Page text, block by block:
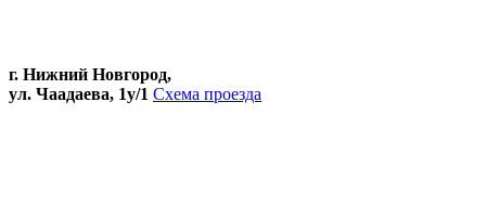
г. Нижний Новгород,
ул. Чаадаева, 1у/1 Схема проезда